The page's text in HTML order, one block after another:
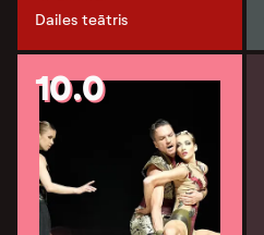
Dailes teātris
10.0